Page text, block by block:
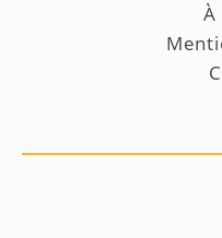
À